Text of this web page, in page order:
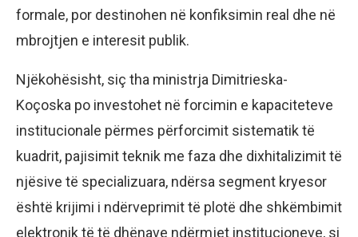
formale, por destinohen në konfiksimin real dhe në
mbrojtjen e interesit publik.
Njëkohësisht, siç tha ministrja Dimitrieska-
Koçoska po investohet në forcimin e kapaciteteve
institucionale përmes përforcimit sistematik të
kuadrit, pajisimit teknik me faza dhe dixhitalizimit të
njësive të specializuara, ndërsa segment kryesor
është krijimi i ndërveprimit të plotë dhe shkëmbimit
elektronik të të dhënave ndërmjet institucioneve, si